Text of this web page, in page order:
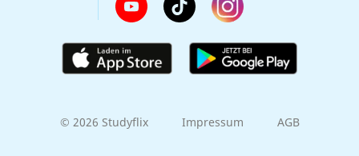
© 2026 Studyflix Impressum AGB